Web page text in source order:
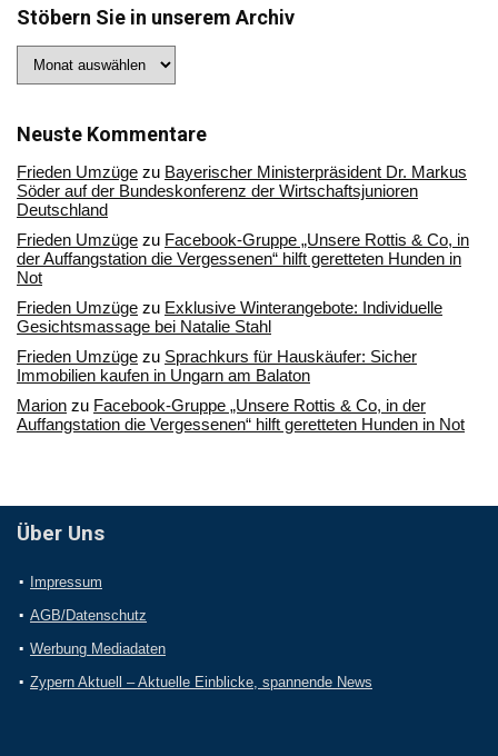
Stöbern Sie in unserem Archiv
Sie
Archiv
Neuste Kommentare
Frieden Umzüge zu Bayerischer Ministerpräsident Dr. Markus
Söder auf der Bundeskonferenz der Wirtschaftsjunioren
Deutschland
Frieden Umzüge zu Facebook-Gruppe „Unsere Rottis & Co, in
der Auffangstation die Vergessenen“ hilft geretteten Hunden in
Not
Frieden Umzüge zu Exklusive Winterangebote: Individuelle
Gesichtsmassage bei Natalie Stahl
Frieden Umzüge zu Sprachkurs für Hauskäufer: Sicher
Immobilien kaufen in Ungarn am Balaton
Marion zu Facebook-Gruppe „Unsere Rottis & Co, in der
Auffangstation die Vergessenen“ hilft geretteten Hunden in Not
Über Uns
Impressum
AGB/Datenschutz
Werbung Mediadaten
Zypern Aktuell – Aktuelle Einblicke, spannende News